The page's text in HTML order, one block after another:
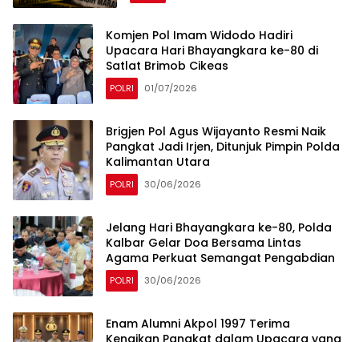
Komjen Pol Imam Widodo Hadiri
Upacara Hari Bhayangkara ke-80 di
Satlat Brimob Cikeas
POLRI 01/07/2026
Brigjen Pol Agus Wijayanto Resmi Naik
Pangkat Jadi Irjen, Ditunjuk Pimpin Polda
Kalimantan Utara
POLRI 30/06/2026
Jelang Hari Bhayangkara ke-80, Polda
Kalbar Gelar Doa Bersama Lintas
Agama Perkuat Semangat Pengabdian
POLRI 30/06/2026
Enam Alumni Akpol 1997 Terima